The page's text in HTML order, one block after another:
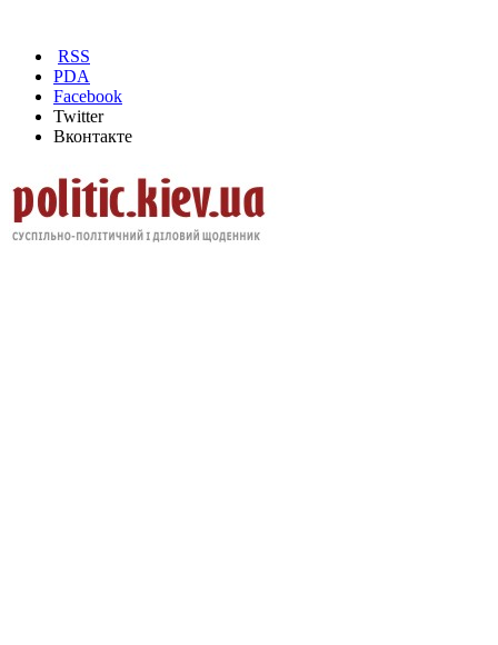
RSS
PDA
Facebook
Twitter
Вконтакте